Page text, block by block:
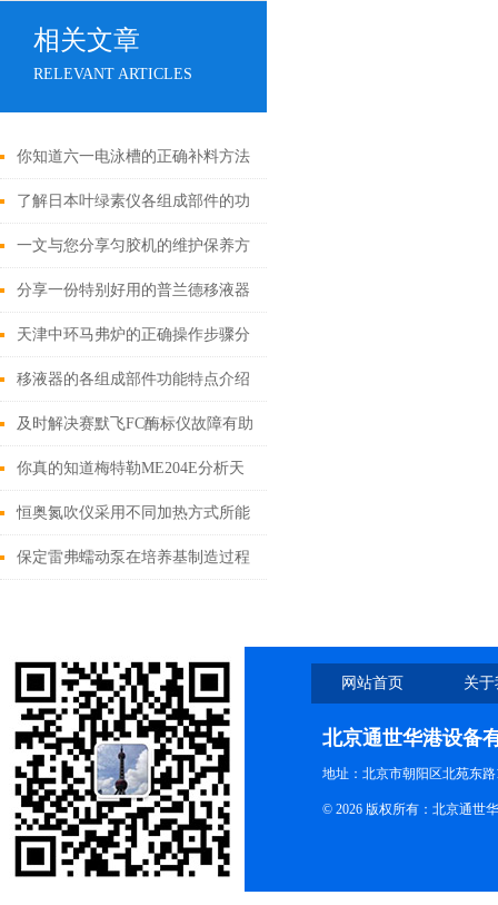
相关文章
RELEVANT ARTICLES
你知道六一电泳槽的正确补料方法
吗
了解日本叶绿素仪各组成部件的功
能特点能更好的使用它
一文与您分享匀胶机的维护保养方
法
分享一份特别好用的普兰德移液器
的使用方法
天津中环马弗炉的正确操作步骤分
享
移液器的各组成部件功能特点介绍
及时解决赛默飞FC酶标仪故障有助
于提升实验效率并保障数据质量
你真的知道梅特勒ME204E分析天
平应该如何使用吗
恒奥氮吹仪采用不同加热方式所能
起到的效果介绍
保定雷弗蠕动泵在培养基制造过程
网站首页 关
北京通世华港设备
地址：北京市朝阳区北苑东路
© 2026 版权所有：北京通世